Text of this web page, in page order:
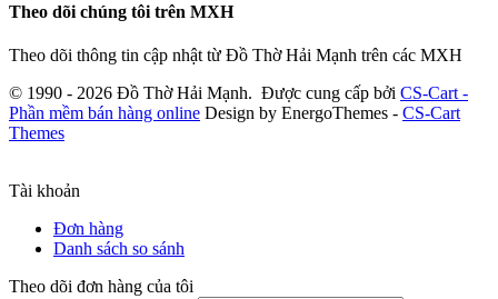
Theo dõi chúng tôi trên MXH
Theo dõi thông tin cập nhật từ Đồ Thờ Hải Mạnh trên các MXH
© 1990 - 2026 Đồ Thờ Hải Mạnh. Được cung cấp bởi CS-Cart -
Phần mềm bán hàng online Design by EnergoThemes - CS-Cart
Themes
Tài khoản
Đơn hàng
Danh sách so sánh
Theo dõi đơn hàng của tôi